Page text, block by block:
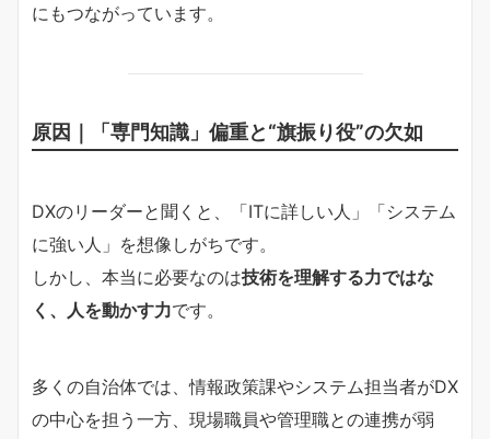
にもつながっています。
原因｜「専門知識」偏重と“旗振り役”の欠如
DXのリーダーと聞くと、「ITに詳しい人」「システム
に強い人」を想像しがちです。
しかし、本当に必要なのは技術を理解する力ではな
く、人を動かす力です。
多くの自治体では、情報政策課やシステム担当者がDX
の中心を担う一方、現場職員や管理職との連携が弱